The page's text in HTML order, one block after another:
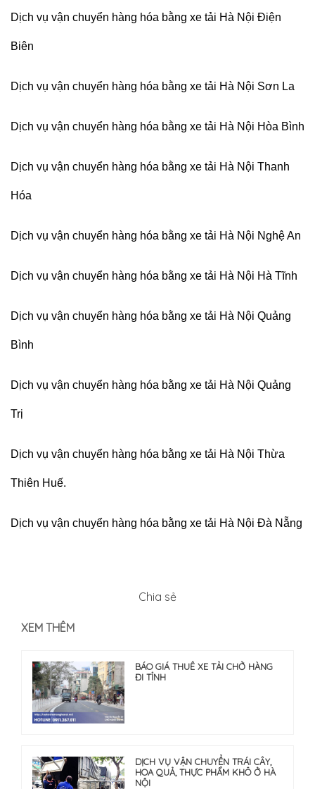
Dịch vụ vận chuyển hàng hóa bằng xe tải Hà Nội Điện
Biên
Dịch vụ vận chuyển hàng hóa bằng xe tải Hà Nội Sơn La
Dịch vụ vận chuyển hàng hóa bằng xe tải Hà Nội Hòa Bình
Dịch vụ vận chuyển hàng hóa bằng xe tải Hà Nội Thanh
Hóa
Dịch vụ vận chuyển hàng hóa bằng xe tải Hà Nội Nghệ An
Dịch vụ vận chuyển hàng hóa bằng xe tải Hà Nội Hà Tĩnh
Dịch vụ vận chuyển hàng hóa bằng xe tải Hà Nội Quảng
Bình
Dịch vụ vận chuyển hàng hóa bằng xe tải Hà Nội Quảng
Trị
Dịch vụ vận chuyển hàng hóa bằng xe tải Hà Nội Thừa
Thiên Huế.
Dịch vụ vận chuyển hàng hóa bằng xe tải Hà Nội Đà Nẵng
Chia sẻ
XEM THÊM
BÁO GIÁ THUÊ XE TẢI CHỞ HÀNG
ĐI TỈNH
DỊCH VỤ VẬN CHUYỂN TRÁI CÂY,
HOA QUẢ, THỰC PHẨM KHÔ Ở HÀ
NỘI